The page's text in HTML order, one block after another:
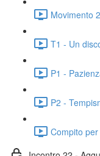
Movimento
T1 - Un
P1 -
P2 -
Compito